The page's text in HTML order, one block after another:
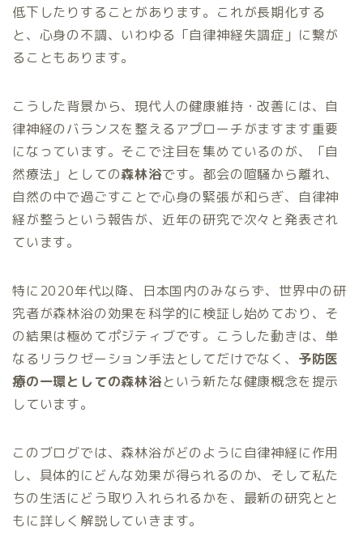
低下したりすることがあります。これが長期化する
と、心身の不調、いわゆる「自律神経失調症」に繋が
ることもあります。
こうした背景から、現代人の健康維持・改善には、自
律神経のバランスを整えるアプローチがますます重要
になっています。そこで注目を集めているのが、「自
然療法」としての森林浴です。都会の喧騒から離れ、
自然の中で過ごすことで心身の緊張が和らぎ、自律神
経が整うという報告が、近年の研究で次々と発表され
ています。
特に2020年代以降、日本国内のみならず、世界中の研
究者が森林浴の効果を科学的に検証し始めており、そ
の結果は極めてポジティブです。こうした動きは、単
なるリラクゼーション手法としてだけでなく、 予防医
療の一環としての森林浴という新たな健康概念を提示
しています。
このブログでは、森林浴がどのように自律神経に作用
し、具体的にどんな効果が得られるのか、そして私た
ちの生活にどう取り入れられるかを、最新の研究とと
もに詳しく解説していきます。